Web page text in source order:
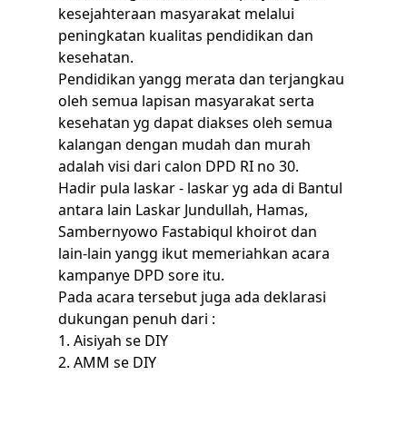
kesejahteraan masyarakat melalui
peningkatan kualitas pendidikan dan
kesehatan.
Pendidikan yangg merata dan terjangkau
oleh semua lapisan masyarakat serta
kesehatan yg dapat diakses oleh semua
kalangan dengan mudah dan murah
adalah visi dari calon DPD RI no 30.
Hadir pula laskar - laskar yg ada di Bantul
antara lain Laskar Jundullah, Hamas,
Sambernyowo Fastabiqul khoirot dan
lain-lain yangg ikut memeriahkan acara
kampanye DPD sore itu.
Pada acara tersebut juga ada deklarasi
dukungan penuh dari :
1. Aisiyah se DIY
2. AMM se DIY